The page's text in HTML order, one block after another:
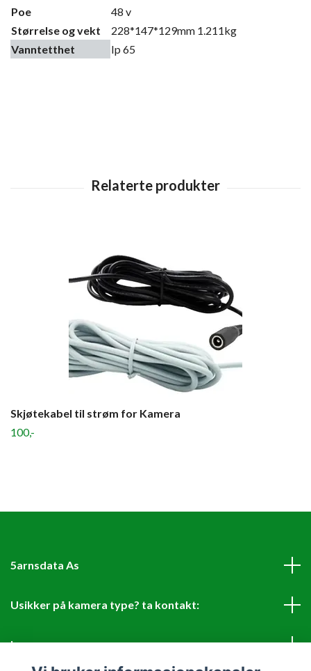
Poe
48 v
Størrelse og vekt
228*147*129mm 1.211kg
Vanntetthet
Ip 65
Skjøtekabel til strøm for Kamera
100,-
5arnsdata As
Usikker på kamera type? ta kontakt:
Les mer